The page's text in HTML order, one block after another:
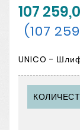
107
(107
UNICO -